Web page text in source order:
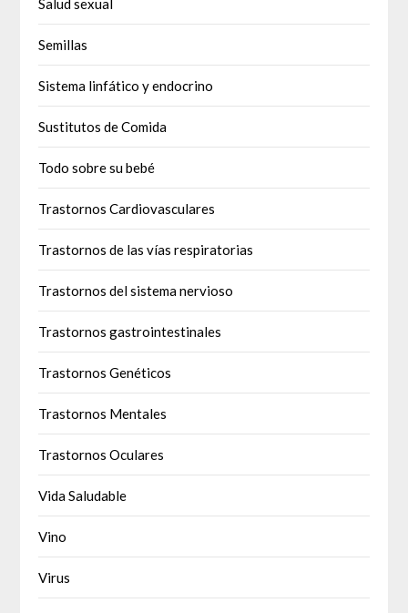
Salud sexual
Semillas
Sistema linfático y endocrino
Sustitutos de Comida
Todo sobre su bebé
Trastornos Cardiovasculares
Trastornos de las vías respiratorias
Trastornos del sistema nervioso
Trastornos gastrointestinales
Trastornos Genéticos
Trastornos Mentales
Trastornos Oculares
Vida Saludable
Vino
Virus